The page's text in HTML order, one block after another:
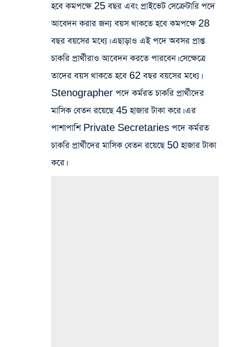
হবে কমপক্ষে 25 বছর এবং প্রাইভেট সেক্রেটারি পদে
আবেদন করার জন্য বয়স থাকতে হবে কমপক্ষে 28
বছর বয়সের মধ্যে। এছাড়াও এই পদে অবসর প্রাপ্ত
চাকরি প্রার্থীরাও আবেদন করতে পারবেন। সেক্ষেত্রে
তাদের বয়স থাকতে হবে 62 বছর বয়সের মধ্যে।
Stenographer পদে কর্মরত চাকরি প্রার্থীদের
মাসিক বেতন রয়েছে 45 হাজার টাকা করে। এর
পাশাপাশি Private Secretaries পদে কর্মরত
চাকরি প্রার্থীদের মাসিক বেতন রয়েছে 50 হাজার টাকা
করে।